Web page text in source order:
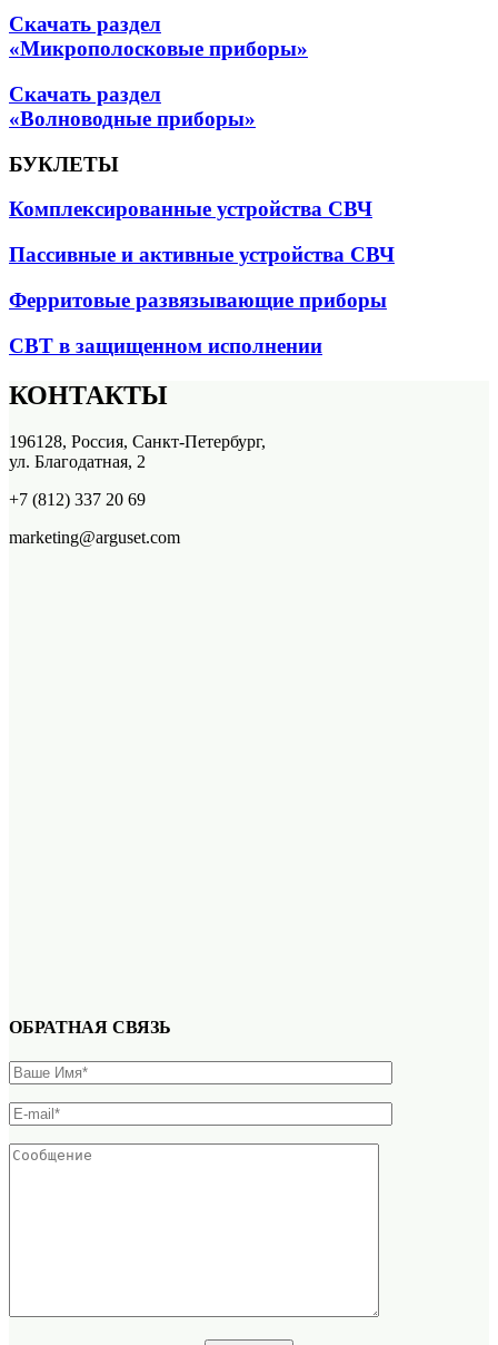
Скачать раздел
«Микрополосковые приборы»
Скачать раздел
«Волноводные приборы»
БУКЛЕТЫ
Комплексированные устройства СВЧ
Пассивные и активные устройства СВЧ
Ферритовые развязывающие приборы
СВТ в защищенном исполнении
КОНТАКТЫ
196128, Россия, Санкт-Петербург,
ул. Благодатная, 2
+7 (812) 337 20 69
marketing@arguset.com
ОБРАТНАЯ СВЯЗЬ